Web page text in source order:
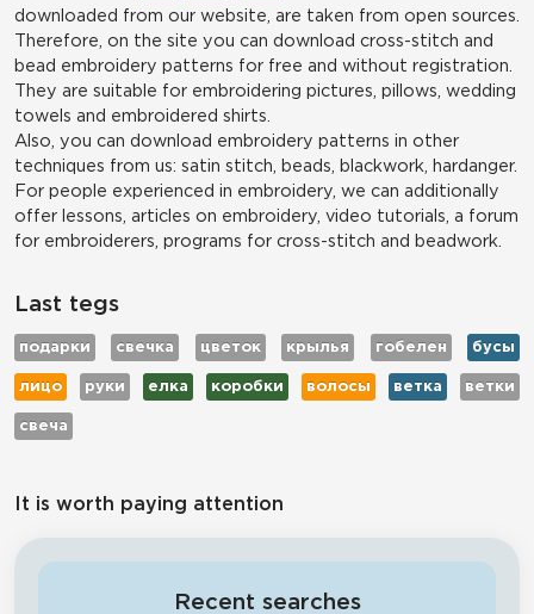
downloaded from our website, are taken from open sources.
Therefore, on the site you can download cross-stitch and
bead embroidery patterns for free and without registration.
They are suitable for embroidering pictures, pillows, wedding
towels and embroidered shirts.
Also, you can download embroidery patterns in other
techniques from us: satin stitch, beads, blackwork, hardanger.
For people experienced in embroidery, we can additionally
offer lessons, articles on embroidery, video tutorials, a forum
for embroiderers, programs for cross-stitch and beadwork.
Last tegs
подарки свечка цветок крылья гобелен бусы
лицо руки елка коробки волосы ветка ветки
свеча
It is worth paying attention
Recent searches